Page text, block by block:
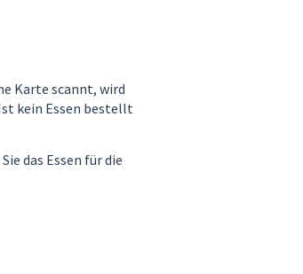
Karte scannt, wird
kein Essen bestellt
das Essen für die